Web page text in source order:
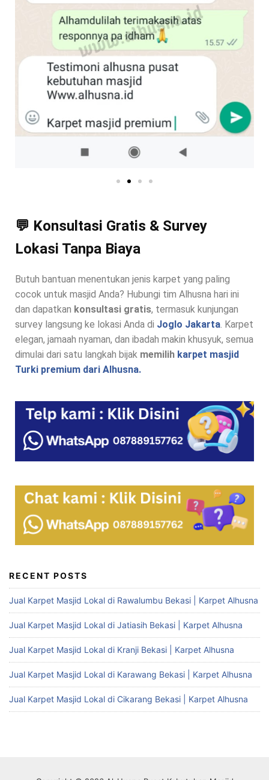
💬 Konsultasi Gratis & Survey
Lokasi Tanpa Biaya
Butuh bantuan menentukan jenis karpet yang paling
cocok untuk masjid Anda? Hubungi tim Alhusna hari ini
dan dapatkan konsultasi gratis, termasuk kunjungan
survey langsung ke lokasi Anda di Joglo Jakarta. Karpet
elegan, jamaah nyaman, dan ibadah makin khusyuk, semua
dimulai dari satu langkah bijak memilih karpet masjid
Turki premium dari Alhusna.
RECENT POSTS
Jual Karpet Masjid Lokal di Rawalumbu Bekasi | Karpet Alhusna
Jual Karpet Masjid Lokal di Jatiasih Bekasi | Karpet Alhusna
Jual Karpet Masjid Lokal di Kranji Bekasi | Karpet Alhusna
Jual Karpet Masjid Lokal di Karawang Bekasi | Karpet Alhusna
Jual Karpet Masjid Lokal di Cikarang Bekasi | Karpet Alhusna